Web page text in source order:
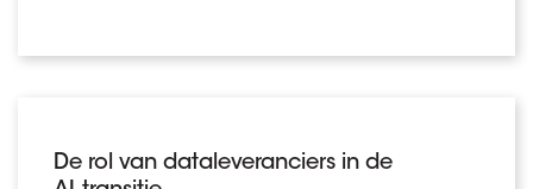
De rol van dataleveranciers in de